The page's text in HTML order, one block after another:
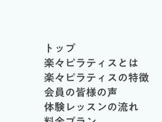
トップ
楽々ピラティスとは
楽々ピラティスの特徴
会員の皆様の声
体験レッスンの流れ